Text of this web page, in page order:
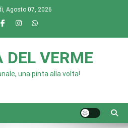
Agosto 07, 2026
DEL VERME
una pinta alla volta!